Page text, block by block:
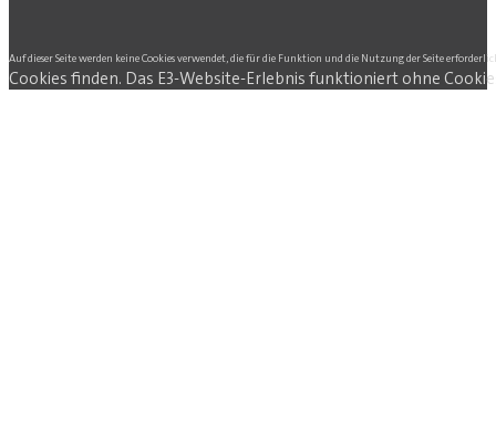
Auf dieser Seite werden keine Cookies verwendet, die für die Funktion und die Nutzung der Seite
Cookies finden. Das E3-Website-Erlebnis funktioniert ohne